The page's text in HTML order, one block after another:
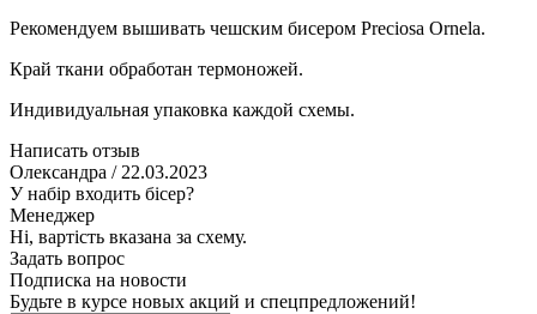
Рекомендуем вышивать чешским бисером Preciosa Ornela.
Край ткани обработан термоножей.
Индивидуальная упаковка каждой схемы.
Написать отзыв
Олександра / 22.03.2023
У набір входить бісер?
Менеджер
Ні, вартість вказана за схему.
Задать вопрос
Подписка на новости
Будьте в курсе новых акций и спецпредложений!